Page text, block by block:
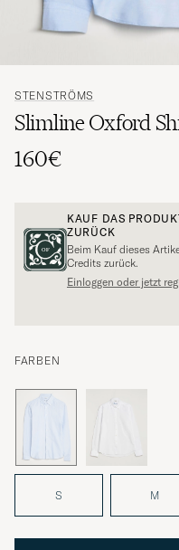
STENSTRÖMS
Slimline Oxford
160€
KAUF DAS
ZURÜCK
Beim Kauf dieses
Credits zurück.
Einloggen oder jetzt
FARBEN
S M